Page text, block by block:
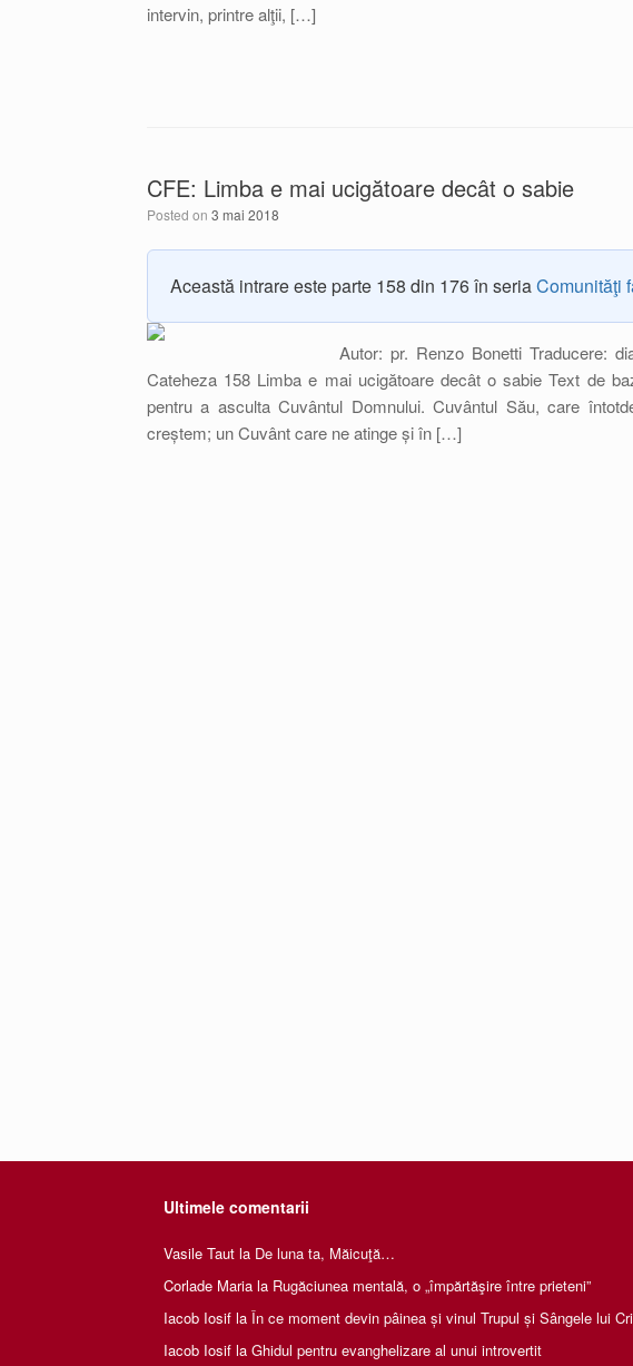
intervin, printre alţii, […]
CFE: Limba e mai ucigătoare decât o sabie
Posted on 3 mai 2018
Această intrare este parte 158 din 176 în seriaComunităţi
Autor: pr. Renzo Bonetti Traducere:
Cateheza 158 Limba e mai ucigătoare decât o sabie Text de
pentru a asculta Cuvântul Domnului. Cuvântul Său, care
creștem; un Cuvânt care ne atinge și în […]
Ultimele comentarii
Vasile Taut la De luna ta, Măicuţă…
Corlade Maria la Rugăciunea mentală, o „împărtăşire între prieteni”
Iacob Iosif la În ce moment devin pâinea și vinul Trupul și Sângele lui
Iacob Iosif la Ghidul pentru evanghelizare al unui introvertit